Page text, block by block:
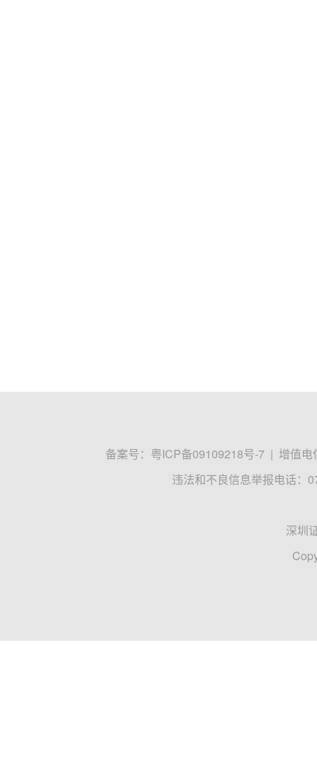
备案号： 粤ICP备09109218号-7 | 增值电
违法和不良信息举报电话：
深圳